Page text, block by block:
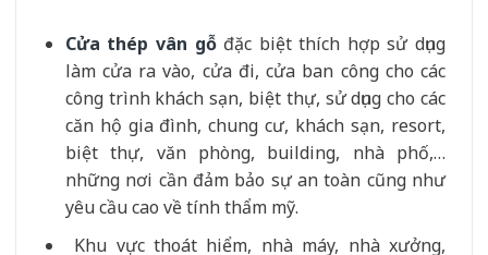
Cửa thép vân gỗđặc biệt thích hợp sử dụng
làm cửa ra vào, cửa đi, cửa ban công cho các
công trình khách sạn, biệt thự, sử dụng cho các
căn hộ gia đình, chung cư, khách sạn, resort,
biệt thự, văn phòng, building, nhà phố,…
những nơi cần đảm bảo sự an toàn cũng như
yêu cầu cao về tính thẩm mỹ.
Khu vực thoát hiểm, nhà máy, nhà xưởng,